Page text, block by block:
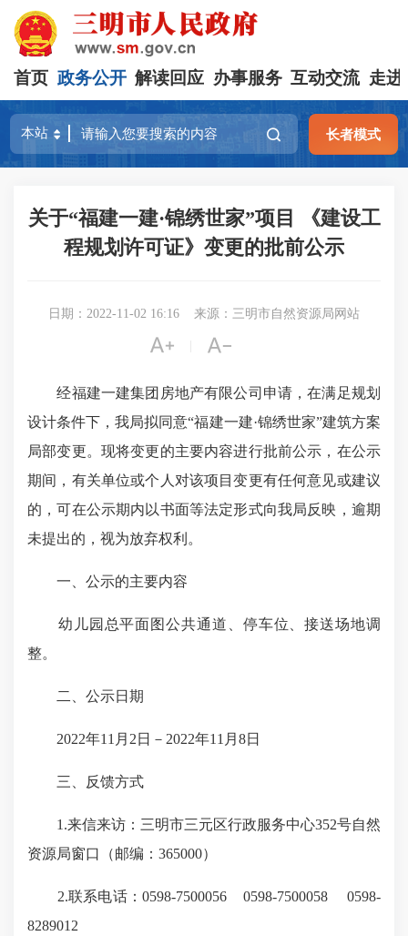
首页 政务公开 解读回应 办事服务 互动交流 走进
长者模式
关于“福建一建·锦绣世家”项目 《建设工
程规划许可证》变更的批前公示
日期：2022-11-02 16:16 来源：三明市自然资源局网站
 
经福建一建集团房地产有限公司申请，在满足规划
设计条件下，我局拟同意“福建一建·锦绣世家”建筑方案
局部变更。现将变更的主要内容进行批前公示，在公示
期间，有关单位或个人对该项目变更有任何意见或建议
的，可在公示期内以书面等法定形式向我局反映，逾期
未提出的，视为放弃权利。
一、公示的主要内容
幼儿园总平面图公共通道、停车位、接送场地调
整。
二、公示日期
2022年11月2日－2022年11月8日
三、反馈方式
1.来信来访：三明市三元区行政服务中心352号自然
资源局窗口（邮编：365000）
2.联系电话：0598-7500056 0598-7500058 0598-
8289012